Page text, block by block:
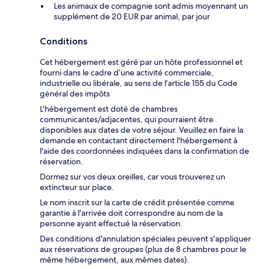
Les animaux de compagnie sont admis moyennant un
supplément de 20 EUR par animal, par jour
Conditions
Cet hébergement est géré par un hôte professionnel et
fourni dans le cadre d’une activité commerciale,
industrielle ou libérale, au sens de l’article 155 du Code
général des impôts
L'hébergement est doté de chambres
communicantes/adjacentes, qui pourraient être
disponibles aux dates de votre séjour. Veuillez en faire la
demande en contactant directement l'hébergement à
l'aide des coordonnées indiquées dans la confirmation de
réservation.
Dormez sur vos deux oreilles, car vous trouverez un
extincteur sur place.
Le nom inscrit sur la carte de crédit présentée comme
garantie à l'arrivée doit correspondre au nom de la
personne ayant effectué la réservation.
Des conditions d'annulation spéciales peuvent s'appliquer
aux réservations de groupes (plus de 8 chambres pour le
même hébergement, aux mêmes dates).